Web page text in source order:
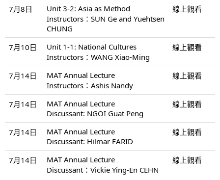
7月8日
Unit 3-2: Asia as Method
Instructors：SUN Ge and Yuehtsen
CHUNG
線上觀看
7月10日
Unit 1-1: National Cultures
Instructors：WANG Xiao-Ming
線上觀看
7月14日
MAT Annual Lecture
Instructors：Ashis Nandy
線上觀看
7月14日
MAT Annual Lecture
Discussant: NGOI Guat Peng
線上觀看
7月14日
MAT Annual Lecture
Discussant: Hilmar FARID
線上觀看
7月14日
MAT Annual Lecture
Discussant：Vickie Ying-En CEHN
線上觀看